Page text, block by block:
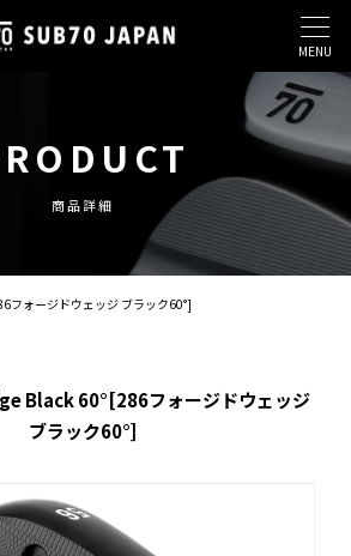
MENU
商品詳細
フォージドウェッジ ブラック60°]
Black 60°[286フォージドウェッジ
ブラック60°]